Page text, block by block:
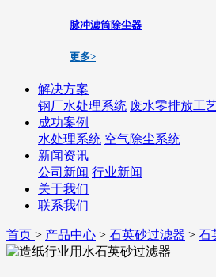
脉冲滤筒除尘器
更多>
解决方案
钢厂水处理系统 废水零排放工
成功案例
水处理系统 空气除尘系统
新闻资讯
公司新闻 行业新闻
关于我们
联系我们
首页 > 产品中心 > 石英砂过滤器 > 石